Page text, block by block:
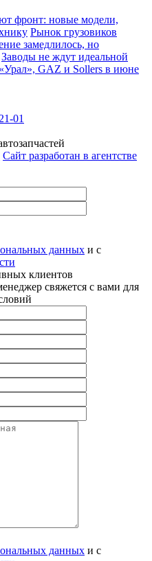
фронт: новые модели,
Рынок грузовиков
замедлилось, но
Заводы не ждут идеальной
GAZ и Sollers в июне
01
Сайт разработан в агентстве
данных и с
клиентов
свяжется с вами для
данных и с